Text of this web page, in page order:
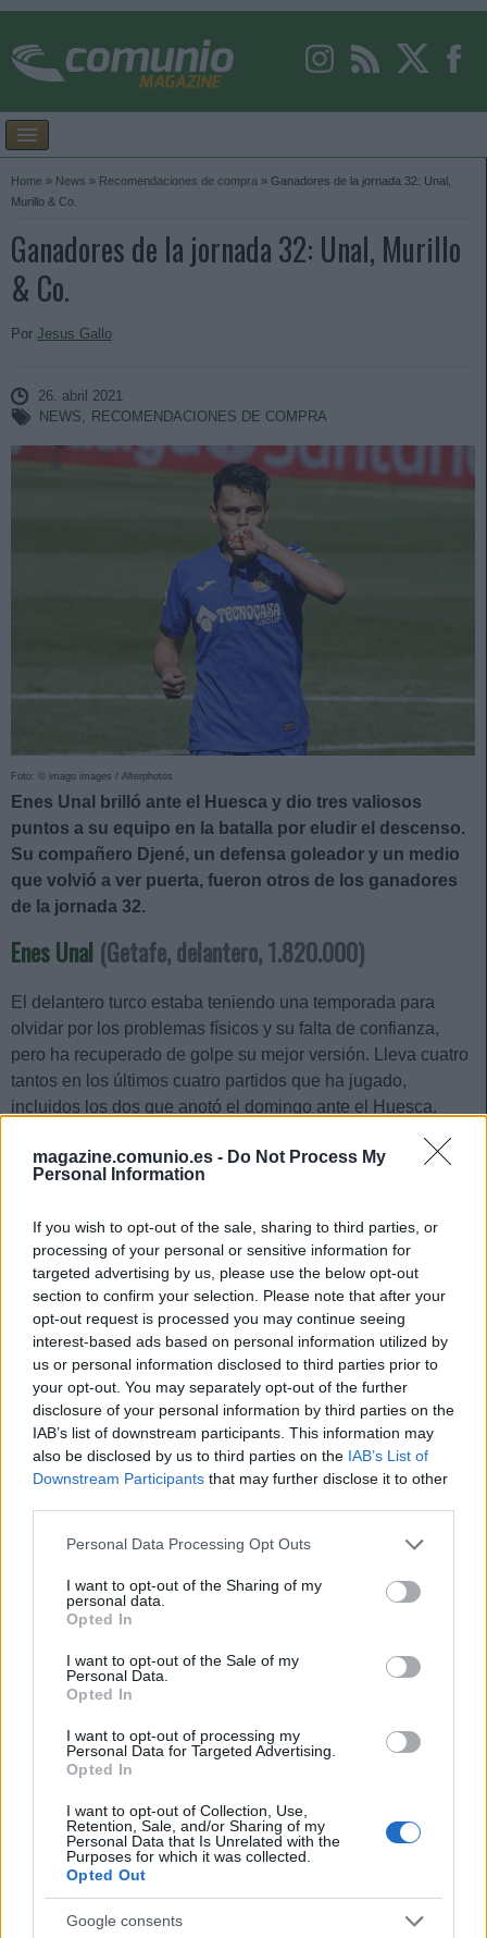
magazine.comunio.es - Do Not Process My
Personal Information
If you wish to opt-out of the sale, sharing to third parties, or
processing of your personal or sensitive information for
targeted advertising by us, please use the below opt-out
section to confirm your selection. Please note that after your
opt-out request is processed you may continue seeing
interest-based ads based on personal information utilized by
us or personal information disclosed to third parties prior to
your opt-out. You may separately opt-out of the further
disclosure of your personal information by third parties on the
IAB’s list of downstream participants. This information may
also be disclosed by us to third parties on the IAB’s List of
Downstream Participants that may further disclose it to other
Please note that this website/app uses one or more Google
not limited to your visit or usage behaviour. You may click to
grant or deny consent to Google and its third-party tags to
use your data for below specified purposes in below Google
consent section.
Personal Data Processing Opt Outs
I want to opt-out of the Sharing of my
personal data.
Opted In
I want to opt-out of the Sale of my
Personal Data.
Opted In
I want to opt-out of processing my
Personal Data for Targeted Advertising.
Opted In
I want to opt-out of Collection, Use,
Retention, Sale, and/or Sharing of my
Personal Data that Is Unrelated with the
Purposes for which it was collected.
Opted Out
Google consents
Home » News » Recomendaciones de compra » Ganadores de la jornada 32: Unal,
Murillo & Co.
Ganadores de la jornada 32: Unal, Murillo
& Co.
Por Jesus Gallo
26. abril 2021
NEWS, RECOMENDACIONES DE COMPRA
Foto: © imago images / Alterphotos
Enes Unal brilló ante el Huesca y dio tres valiosos
puntos a su equipo en la batalla por eludir el descenso.
Su compañero Djené, un defensa goleador y un medio
que volvió a ver puerta, fueron otros de los ganadores
de la jornada 32.
Enes Unal (Getafe, delantero, 1.820.000)
El delantero turco estaba teniendo una temporada para
olvidar por los problemas físicos y su falta de confianza,
pero ha recuperado de golpe su mejor versión. Lleva cuatro
tantos en los últimos cuatro partidos que ha jugado,
incluidos los dos que anotó el domingo ante el Huesca.
Si contamos las últimas tres jornadas, Unal es el mejor
delantero del juego con 31 puntos. ¡Y sólo cuesta 1,7
de fichajes o puedes arrebatárselo a un compañero de
comunidad con una oferta directa o pago de cláusula si
tienes elPro Player.
Dakonam Djené(Getafe, defensa, 1.890.000)
El central ghanés volvió a ser uno de los futbolistas más
destacados del Getafe esta jornada, aportando una
asistencia de gol, 6 despejes y 6/7 duelos ganados en la
victoria azulona en El Alcoraz. Consiguió 7 puntos Comunio
y lleva una media de 6,75 en los últimos 5 partidos, top 10
en su posición.
Un futbolista en buena forma en el que hay que invertir por
está jugando la permanencia y ha recuperado su fiabilidad
defensiva: tres porterías a cero en los últimos cinco
partidos.
Los partidos del sábado de la
con un valor de mercado bajo-
medio que pueden ser rentables
en las próximas semanas, como